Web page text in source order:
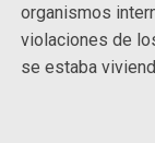
organismos
violaciones de
se estaba